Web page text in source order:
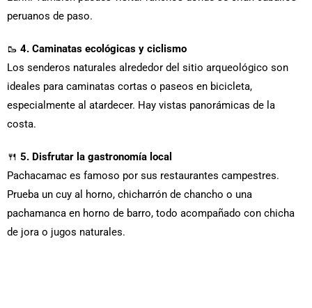
peruanos de paso.
🥾 4. Caminatas ecológicas y ciclismo
Los senderos naturales alrededor del sitio arqueológico son
ideales para caminatas cortas o paseos en bicicleta,
especialmente al atardecer. Hay vistas panorámicas de la
costa.
🍴 5. Disfrutar la gastronomía local
Pachacamac es famoso por sus restaurantes campestres.
Prueba un cuy al horno, chicharrón de chancho o una
pachamanca en horno de barro, todo acompañado con chicha
de jora o jugos naturales.